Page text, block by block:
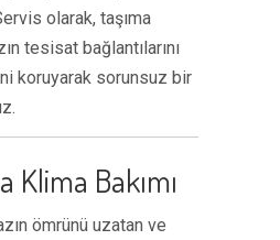
olarak, taşıma
tesisat bağlantılarını
koruyarak sorunsuz bir
Klima Bakımı
ömrünü uzatan ve